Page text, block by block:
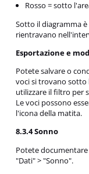
Rosso = sotto
Sotto il diagramma
rientravano
Esportazione e
Potete salvare o
voci si trovano sotto
utilizzare il filtro per
Le voci possono
l'icona della matita.
8.3.4 Sonno
Potete
"Dati" > "Sonno".